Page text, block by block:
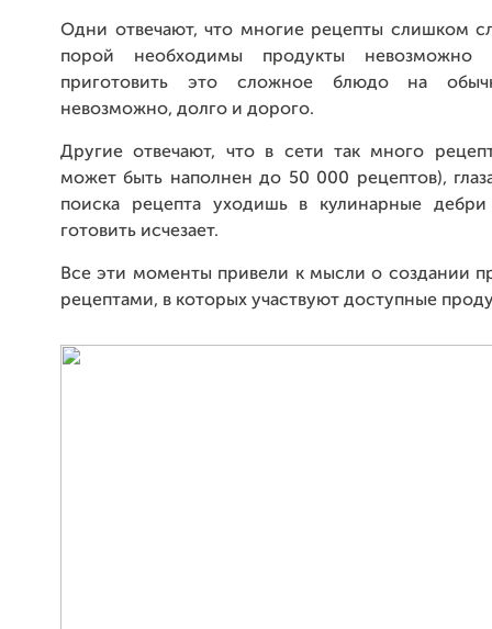
Одни отвечают, что многие рецепты слишком
порой необходимы продукты невозможно
приготовить это сложное блюдо на
невозможно, долго и дорого.
Другие отвечают, что в сети так много
может быть наполнен до 50 000 рецептов),
поиска рецепта уходишь в кулинарные
готовить исчезает.
Все эти моменты привели к мысли о создании
рецептами, в которых участвуют доступные